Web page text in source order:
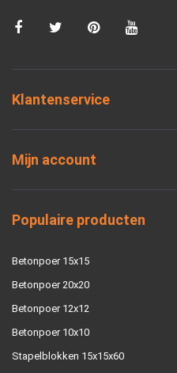
Klantenservice
Mijn account
Populaire producten
Betonpoer 15x15
Betonpoer 20x20
Betonpoer 12x12
Betonpoer 10x10
Stapelblokken 15x15x60